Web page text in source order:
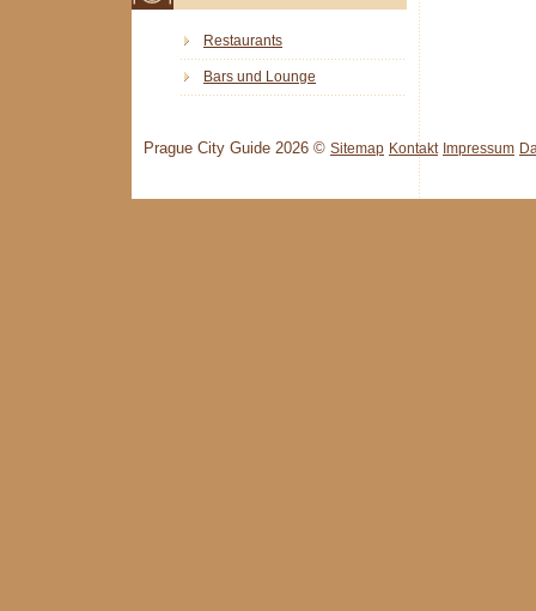
Restaurants
Bars und Lounge
Prague City Guide 2026 © Sitemap Kontakt Impressum